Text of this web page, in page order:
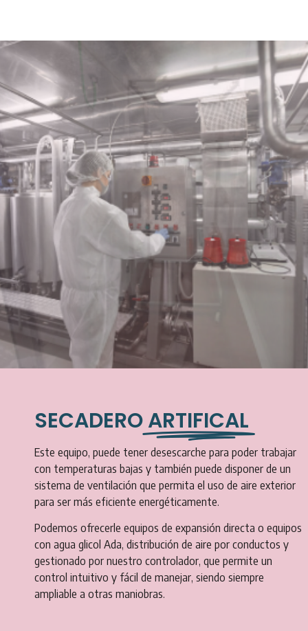
SECADEROARTIFICAL
Este equipo, puede tener desescarche para poder trabajar
con temperaturas bajas y también puede disponer de un
sistema de ventilación que permita el uso de aire exterior
para ser más eficiente energéticamente.
Podemos ofrecerle equipos de expansión directa o equipos
con agua glicol Ada, distribución de aire por conductos y
gestionado por nuestro controlador, que permite un
control intuitivo y fácil de manejar, siendo siempre
ampliable a otras maniobras.